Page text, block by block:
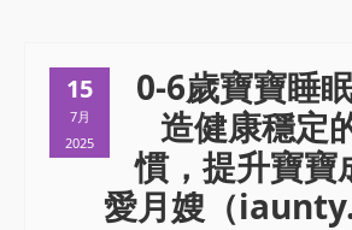
15
7月
2025
0-6歲寶寶睡
造健康穩定
慣，提升寶寶
愛月嫂（